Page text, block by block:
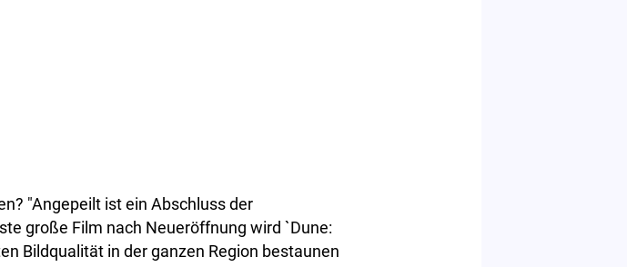
"Angepeilt ist ein Abschluss der
große Film nach Neueröffnung wird `Dune:
Bildqualität in der ganzen Region bestaunen